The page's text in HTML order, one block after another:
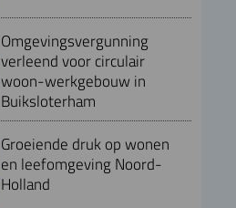
Omgevingsvergunning
verleend voor circulair
woon-werkgebouw in
Buiksloterham
Groeiende druk op wonen
en leefomgeving Noord-
Holland